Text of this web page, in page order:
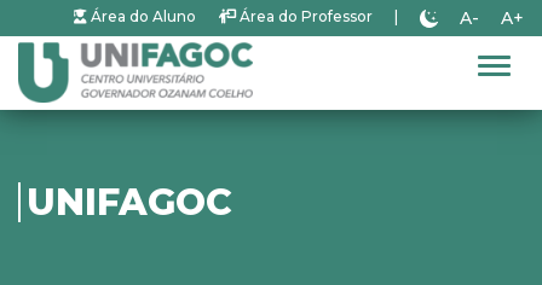
Área do Aluno Área do Professor A- A+
UNIFAGOC